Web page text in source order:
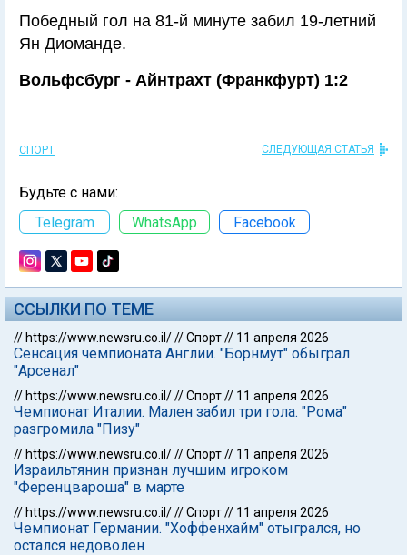
Победный гол на 81-й минуте забил 19-летний
Ян Диоманде.
Вольфсбург - Айнтрахт (Франкфурт) 1:2
СПОРТ СЛЕДУЮЩАЯ СТАТЬЯ
Будьте с нами:
Telegram
WhatsApp Facebook
ССЫЛКИ ПО ТЕМЕ
// https://www.newsru.co.il///Спорт// 11 апреля 2026
Сенсация чемпионата Англии. "Борнмут" обыграл
"Арсенал"
// https://www.newsru.co.il///Спорт// 11 апреля 2026
Чемпионат Италии. Мален забил три гола. "Рома"
разгромила "Пизу"
// https://www.newsru.co.il///Спорт// 11 апреля 2026
Израильтянин признан лучшим игроком
"Ференцвароша" в марте
// https://www.newsru.co.il///Спорт// 11 апреля 2026
Чемпионат Германии. "Хоффенхайм" отыгрался, но
остался недоволен